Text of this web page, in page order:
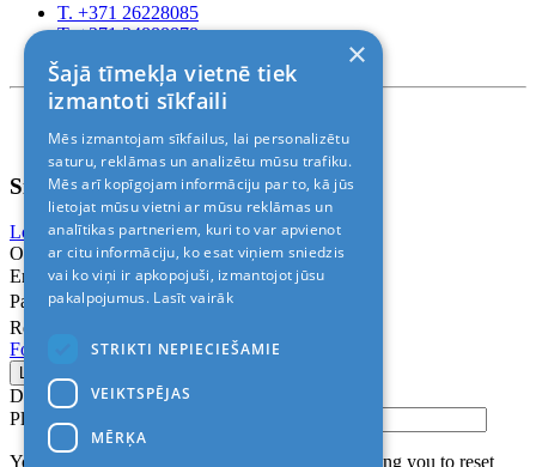
T. +371 26228085
T. +371 24888878
© 2011-2026> «ALANI SIA»
Sign In
Login with Facebook Login with Google
Or
Email
Password
Remember me
Forgot Password?
Don’t have an account?
Please confirm login email below
You will receive an email containing a link allowing you to reset
×
Šajā tīmekļa vietnē tiek
izmantoti sīkfaili
Mēs izmantojam sīkfailus, lai personalizētu
saturu, reklāmas un analizētu mūsu trafiku.
Mēs arī kopīgojam informāciju par to, kā jūs
lietojat mūsu vietni ar mūsu reklāmas un
analītikas partneriem, kuri to var apvienot
ar citu informāciju, ko esat viņiem sniedzis
vai ko viņi ir apkopojuši, izmantojot jūsu
pakalpojumus. Lasīt vairāk
STRIKTI NEPIECIEŠAMIE
VEIKTSPĒJAS
MĒRĶA